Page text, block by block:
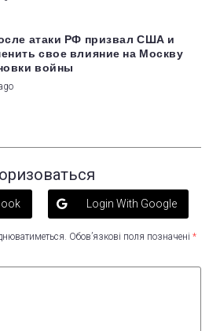
атаки РФ призвал США и
свое влияние на Москву
войны
Login With Google
Обов’язкові поля позначені *